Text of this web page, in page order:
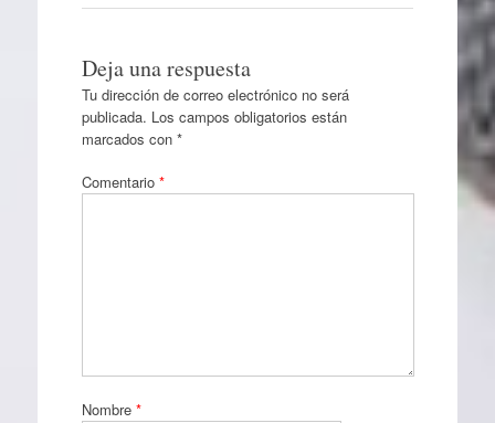
Deja una respuesta
Tu dirección de correo electrónico no será
publicada. Los campos obligatorios están
marcados con *
Comentario *
Nombre *